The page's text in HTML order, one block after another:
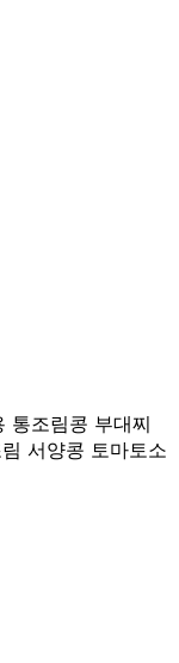
통조림콩 부대찌
서양콩 토마토소